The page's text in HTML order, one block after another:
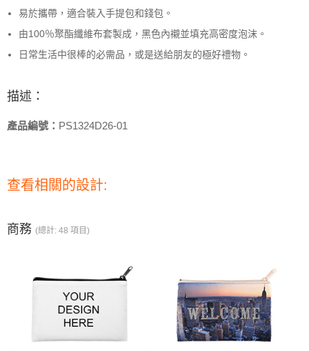
易於攜帶，適合裝入手提包和錢包。
由100％聚酯纖維布套製成，黑色內襯並填充高密度泡沫。
日常生活中很棒的必需品，或是送給朋友的極好禮物。
描述：
產品編號： PS1324D26-01
查看相關的設計:
商務 (總計: 48 項目)